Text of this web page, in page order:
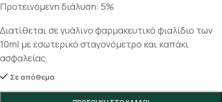
Προτεινόμενη διάλυση: 5%
Διατίθεται σε γυάλινο φαρμακευτικό φιαλίδιο των
10ml με εσωτερικό σταγονόμετρο και καπάκι
ασφαλείας.
Σε απόθεμα